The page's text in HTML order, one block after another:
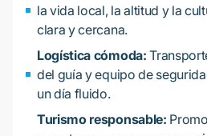
la vida local, la altitud y la
clara y cercana.
Logística cómoda:
del guía y equipo de
un día fluido.
Turismo responsable: